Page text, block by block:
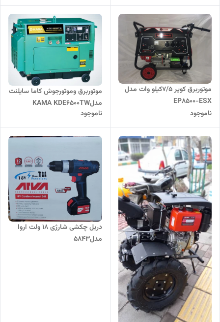
موتوربرق کوپر 7/5کیلو وات مدل
EP8500-ESX
ناموجود
موتوربرق وموتورجوش کاما سایلنت
مدلKAMA KDE6500TW
ناموجود
دریل چکشی شارژی ۱۸ ولت اروا
مدل5843